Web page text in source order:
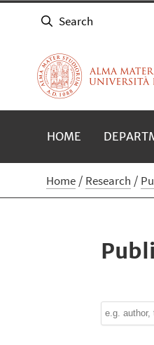
Search
HOME
Home Research